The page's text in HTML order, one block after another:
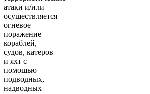
атаки и/или
осуществляется
огневое
поражение
кораблей,
судов, катеров
и яхт с
помощью
подводных,
надводных